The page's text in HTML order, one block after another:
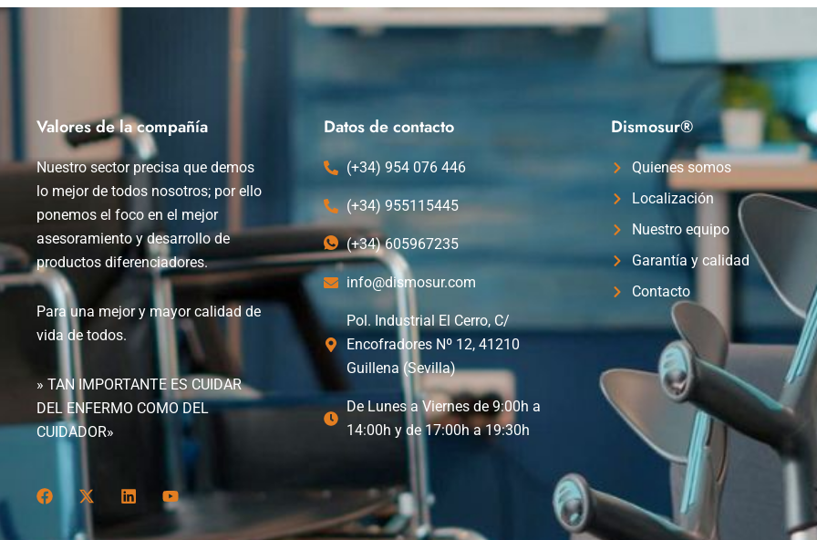
Valores de la compañía
Nuestro sector precisa que demos
lo mejor de todos nosotros; por ello
ponemos el foco en el mejor
asesoramiento y desarrollo de
productos diferenciadores.
Para una mejor y mayor calidad de
vida de todos.
» TAN IMPORTANTE ES CUIDAR
DEL ENFERMO COMO DEL
CUIDADOR»
F
a
X
L
Y
o
u
Datos de contacto
(+34) 954 076 446
(+34) 955115445
(+34) 605967235
info@dismosur.com
Pol. Industrial El Cerro, C/
Encofradores Nº 12, 41210
Guillena (Sevilla)
De Lunes a Viernes de 9:00h a
14:00h y de 17:00h a 19:30h
Dismosur®
Quienes somos
Localización
Nuestro equipo
Garantía y calidad
Contacto